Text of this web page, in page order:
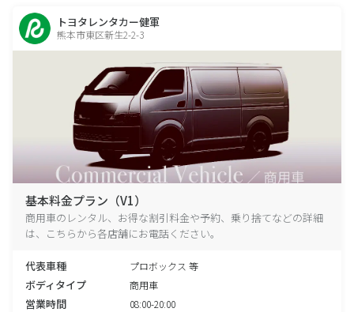
トヨタレンタカー健軍
熊本市東区新生2-2-3
基本料金プラン（V1）
商用車のレンタル、お得な割引料金や予約、乗り捨てなどの詳細
は、こちらから各店舗にお電話ください。
代表車種 プロボックス 等
ボディタイプ 商用車
営業時間 08:00-20:00